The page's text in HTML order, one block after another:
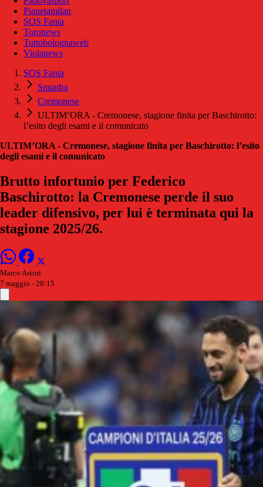
Pianetamilan
SOS Fanta
Toronews
Tuttobolognaweb
Violanews
SOS Fanta
Squadra
Cremonese
ULTIM’ORA - Cremonese, stagione finita per Baschirotto:
l’esito degli esami e il comunicato
ULTIM’ORA - Cremonese, stagione finita per Baschirotto: l’esito
degli esami e il comunicato
Brutto infortunio per Federico
Baschirotto: la Cremonese perde il suo
leader difensivo, per lui è terminata qui la
stagione 2025/26.
Marco Astori
7 maggio - 20:15